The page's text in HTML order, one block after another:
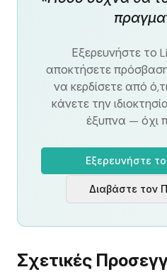
Εξερευνήστε το
αποκτήσετε πρόσβαση
να κερδίσετε από
κάνετε την
έξυπνα — όχι
Εξερευνήστε
Διαβάστε τον
Σχετικές